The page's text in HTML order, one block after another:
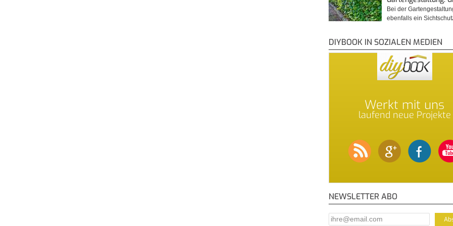
Bei der
ebenfalls ein
DIYBOOK IN SOZIALEN MEDIEN
Werkt mit uns
laufend neue Projekte
NEWSLETTER ABO
E-Mail Addresse*